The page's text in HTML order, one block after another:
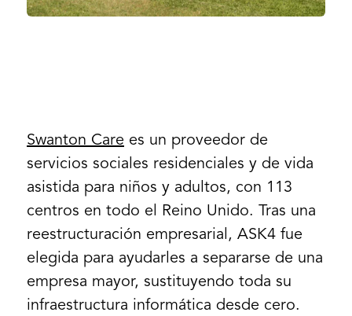
Swanton Care es un proveedor de
servicios sociales residenciales y de vida
asistida para niños y adultos, con 113
centros en todo el Reino Unido. Tras una
reestructuración empresarial, ASK4 fue
elegida para ayudarles a separarse de una
empresa mayor, sustituyendo toda su
infraestructura informática desde cero.